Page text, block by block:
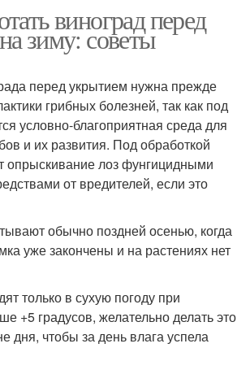
виноград перед
зиму: советы
перед укрытием нужна прежде
грибных болезней, так как под
условно-благоприятная среда для
и их развития. Под обработкой
лоз фунгицидными
от вредителей, если это
обычно поздней осенью, когда
уже закончены и на растениях нет
только в сухую погоду при
+5 градусов, желательно делать это
дня, чтобы за день влага успела